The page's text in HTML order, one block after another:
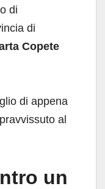
di
di
Copete
di appena
al
un